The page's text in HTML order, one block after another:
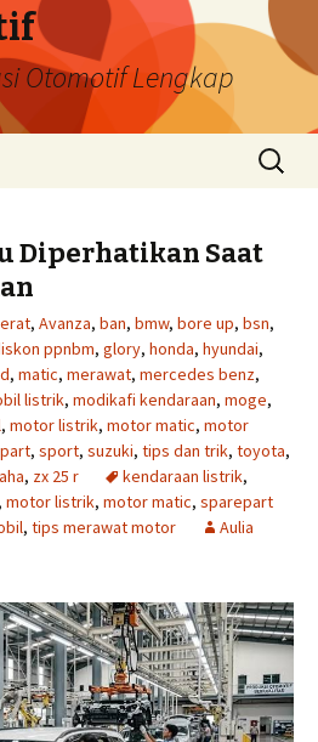
Otomotif Lengkap
Search
for:
Diperhatikan Saat
, Avanza, ban, bmw, bore up, bsn,
ppnbm, glory, honda, hyundai,
, matic, merawat, mercedes benz,
listrik, modikafi kendaraan, moge,
, motor listrik, motor matic, motor
, sport, suzuki, tips dan trik, toyota,
, zx 25 r kendaraan listrik,
motor listrik, motor matic, sparepart
, tips merawat motor
Aulia